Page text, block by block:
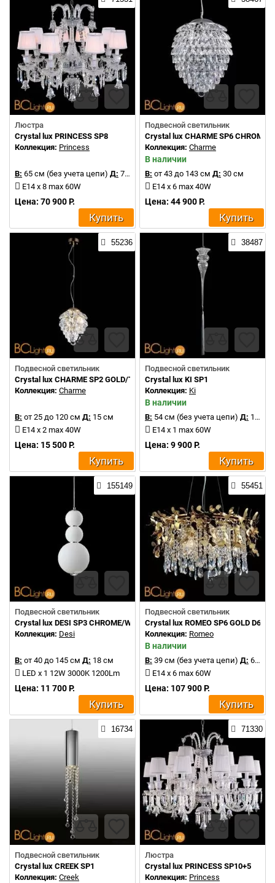
Люстра
Crystal lux PRINCESS SP8
Коллекция: Princess
В: 65 см (без учета цепи) Д: 75 см
E14 x 8 max 60W
Цена: 70 900 Р.
Купить
Подвесной светильник
Crystal lux CHARME SP6 CHROME/
Коллекция: Charme
В наличии
В: от 43 до 143 см Д: 30 см
E14 x 6 max 40W
Цена: 44 900 Р.
Купить
55236
Подвесной светильник
Crystal lux CHARME SP2 GOLD/TRANSPARENT
Коллекция: Charme
В: от 25 до 120 см Д: 15 см
E14 x 2 max 40W
Цена: 15 500 Р.
Купить
38487
Подвесной светильник
Crystal lux KI SP1
Коллекция: Ki
В наличии
В: 54 см (без учета цепи) Д: 12 см
E14 x 1 max 60W
Цена: 9 900 Р.
Купить
155149
Подвесной светильник
Crystal lux DESI SP3 CHROME/WHITE
Коллекция: Desi
В: от 40 до 145 см Д: 18 см
LED x 1 12W 3000K 1200Lm
Цена: 11 700 Р.
Купить
55451
Подвесной светильник
Crystal lux ROMEO SP6 GOLD D600
Коллекция: Romeo
В наличии
В: 39 см (без учета цепи) Д: 60 см
E14 x 6 max 60W
Цена: 107 900 Р.
Купить
16734
Подвесной светильник
Crystal lux CREEK SP1
Коллекция: Creek
71330
Люстра
Crystal lux PRINCESS SP10+5
Коллекция: Princess